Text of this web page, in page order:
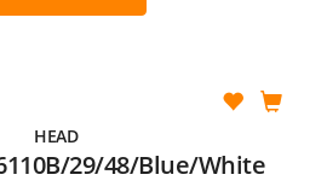
HEAD
29/48/Blue/White